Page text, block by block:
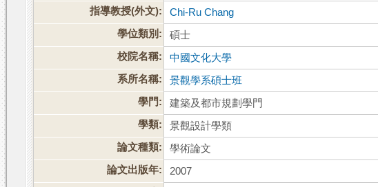
指導教授(外文):
Chi-Ru Chang
學位類別:
碩士
校院名稱:
中國文化大學
系所名稱:
景觀學系碩士班
學門:
建築及都市規劃學門
學類:
景觀設計學類
論文種類:
學術論文
論文出版年:
2007